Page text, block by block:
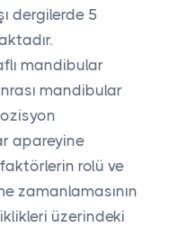
dergilerde 5
mandibular
mandibular
apareyine
rolü ve
zamanlamasının
üzerindeki